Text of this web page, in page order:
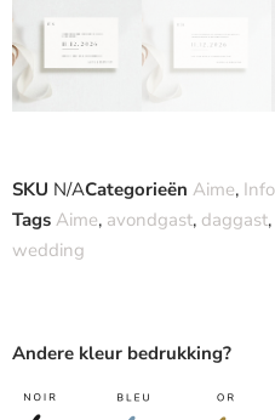
SKU N/ACategorieën Aime,
Tags Aime, avondgast, daggast,
wedding
Andere kleur bedrukking?